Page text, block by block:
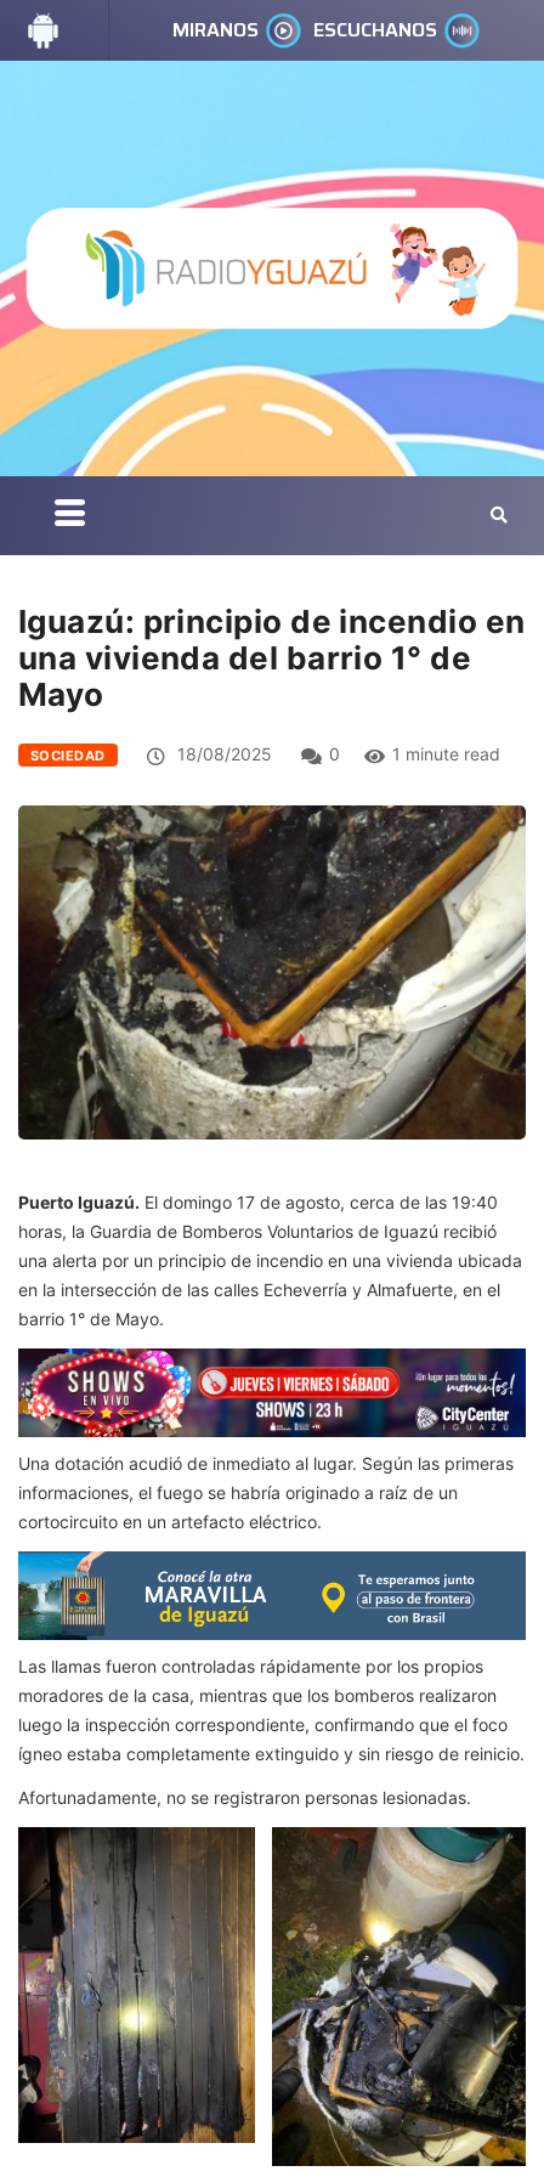
MIRANOS ESCUCHANOS
Iguazú: principio de incendio en
una vivienda del barrio 1° de
Mayo
SOCIEDAD 18/08/2025 0 1 minute read
Puerto Iguazú. El domingo 17 de agosto, cerca de las 19:40
horas, la Guardia de Bomberos Voluntarios de Iguazú recibió
una alerta por un principio de incendio en una vivienda ubicada
en la intersección de las calles Echeverría y Almafuerte, en el
barrio 1° de Mayo.
Una dotación acudió de inmediato al lugar. Según las primeras
informaciones, el fuego se habría originado a raíz de un
cortocircuito en un artefacto eléctrico.
Las llamas fueron controladas rápidamente por los propios
moradores de la casa, mientras que los bomberos realizaron
luego la inspección correspondiente, confirmando que el foco
ígneo estaba completamente extinguido y sin riesgo de reinicio.
Afortunadamente, no se registraron personas lesionadas.